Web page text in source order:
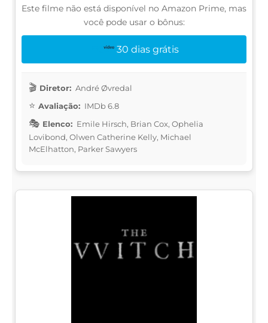
Este filme não está disponível no Amazon Prime, mas
você pode usar o bônus:
30 dias grátis
Diretor: André Øvredal
Avaliação: IMDb 6.8
Elenco: Emile Hirsch, Brian Cox, Ophelia
Lovibond, Olwen Catherine Kelly, Michael
McElhatton, Parker Sawyers